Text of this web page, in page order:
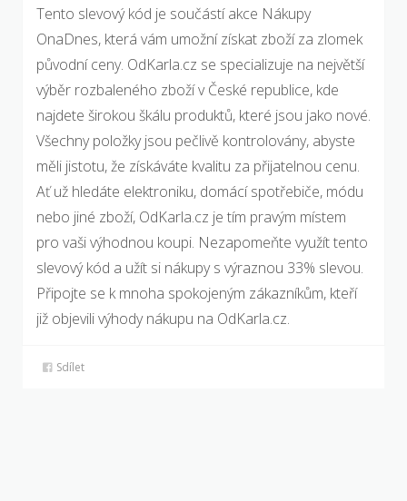
Tento slevový kód je součástí akce Nákupy
OnaDnes, která vám umožní získat zboží za zlomek
původní ceny. OdKarla.cz se specializuje na největší
výběr rozbaleného zboží v České republice, kde
najdete širokou škálu produktů, které jsou jako nové.
Všechny položky jsou pečlivě kontrolovány, abyste
měli jistotu, že získáváte kvalitu za přijatelnou cenu.
Ať už hledáte elektroniku, domácí spotřebiče, módu
nebo jiné zboží, OdKarla.cz je tím pravým místem
pro vaši výhodnou koupi. Nezapomeňte využít tento
slevový kód a užít si nákupy s výraznou 33% slevou.
Připojte se k mnoha spokojeným zákazníkům, kteří
již objevili výhody nákupu na OdKarla.cz.
Sdílet